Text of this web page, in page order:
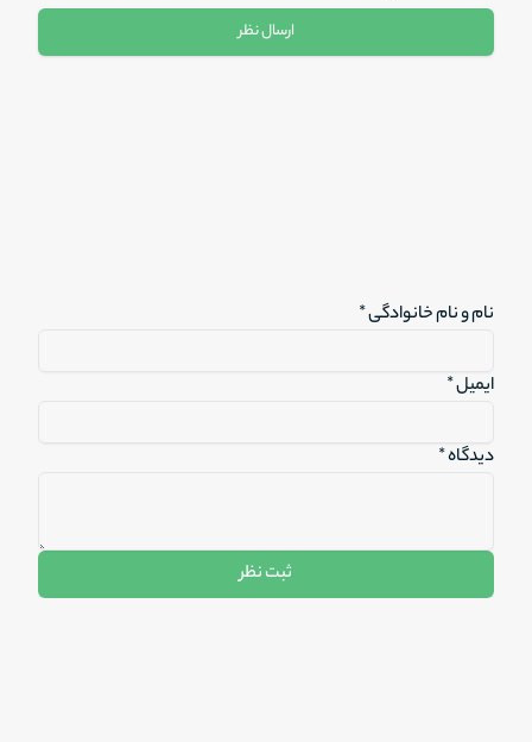
ارسال نظر
نام و نام خانوادگی *
ایمیل *
دیدگاه *
ثبت نظر